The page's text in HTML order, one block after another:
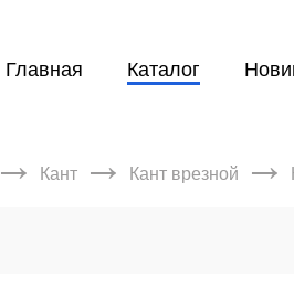
Главная Каталог
→ Кант → Кант врезной →